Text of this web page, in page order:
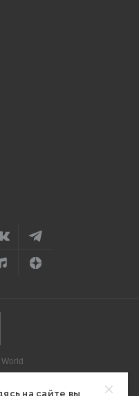
на сайте вы